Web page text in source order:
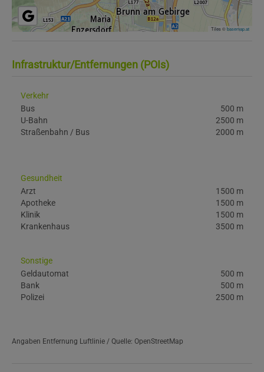
Tiles ©basemap.at
Infrastruktur/Entfernungen (POIs)
Verkehr
Bus
500 m
U-Bahn
2500 m
Straßenbahn / Bus
2000 m
Gesundheit
Arzt
1500 m
Apotheke
1500 m
Klinik
1500 m
Krankenhaus
3500 m
Sonstige
Geldautomat
500 m
Bank
500 m
Polizei
2500 m
Angaben Entfernung Luftlinie / Quelle: OpenStreetMap